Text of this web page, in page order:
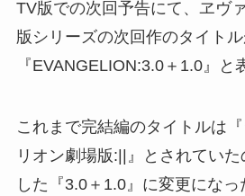
TV版での次回予告にて、ヱヴ
版シリーズの次回作のタイト
『EVANGELION:3.0＋1.0』と
これまで完結編のタイトルは
リオン劇場版:||』とされてい
した『3.0＋1.0』に変更にな